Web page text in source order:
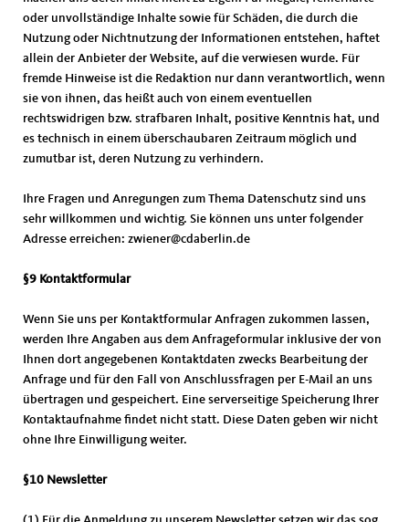
oder unvollständige Inhalte sowie für Schäden, die durch die
Nutzung oder Nichtnutzung der Informationen entstehen, haftet
allein der Anbieter der Website, auf die verwiesen wurde. Für
fremde Hinweise ist die Redaktion nur dann verantwortlich, wenn
sie von ihnen, das heißt auch von einem eventuellen
rechtswidrigen bzw. strafbaren Inhalt, positive Kenntnis hat, und
es technisch in einem überschaubaren Zeitraum möglich und
zumutbar ist, deren Nutzung zu verhindern.
Ihre Fragen und Anregungen zum Thema Datenschutz sind uns
sehr willkommen und wichtig. Sie können uns unter folgender
Adresse erreichen: zwiener@cdaberlin.de
§9 Kontaktformular
Wenn Sie uns per Kontaktformular Anfragen zukommen lassen,
werden Ihre Angaben aus dem Anfrageformular inklusive der von
Ihnen dort angegebenen Kontaktdaten zwecks Bearbeitung der
Anfrage und für den Fall von Anschlussfragen per E-Mail an uns
übertragen und gespeichert. Eine serverseitige Speicherung Ihrer
Kontaktaufnahme findet nicht statt. Diese Daten geben wir nicht
ohne Ihre Einwilligung weiter.
§10 Newsletter